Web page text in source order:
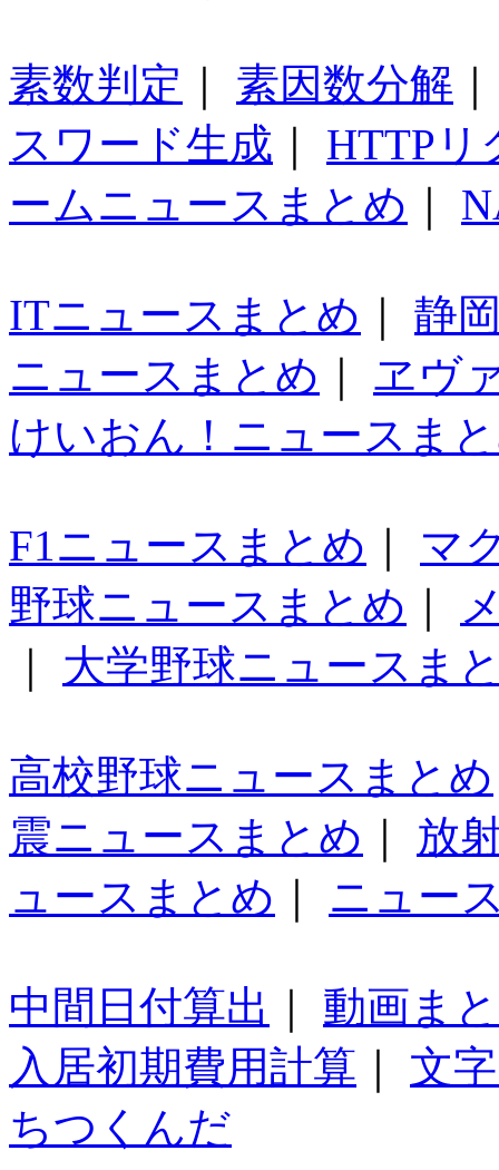
素数判定 素因数分解
スワード生成
HTTPリ
ームニュースまとめ
ITニュースまとめ
静
ニュースまとめ
ヱヴ
けいおん！ニュースま
F1ニュースまとめ
マ
野球ニュースまとめ
大学野球ニュースま
高校野球ニュースまとめ
震ニュースまとめ
放
ュースまとめ
ニュー
中間日付算出
動画ま
入居初期費用計算
文
ちつくんだ